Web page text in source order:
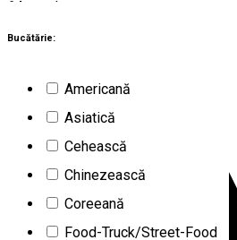
Bucătărie:
Americană
Asiatică
Cehească
Chinezească
Coreeană
Food-Truck/Street-Food
64 rezultate
Braşov (BV)
Pizzeria Della Nonna